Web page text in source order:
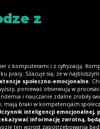
z
z komputerami i z cyfryzacją.
pracy. Szacuje się, że w
społeczno-emocjonalne.
ponieważ obserwują w
i nauczanie zdalne zrobiły
mają braki w kompetencjach
inteligencji emocjonalnej,
informację zwrotną, będą
ten wzrost zapotrzebowania